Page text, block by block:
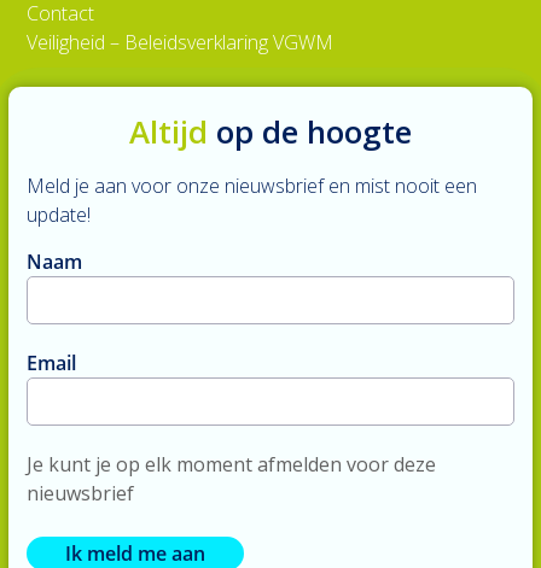
Contact
Veiligheid – Beleidsverklaring VGWM
Altijd op de hoogte
Meld je aan voor onze nieuwsbrief en mist nooit een
update!
Naam
Email
Je kunt je op elk moment afmelden voor deze
nieuwsbrief
Ik meld me aan